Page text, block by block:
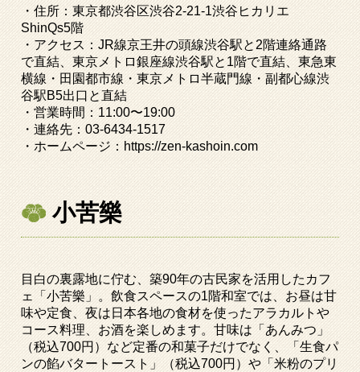
・住所：東京都渋谷区渋谷2-21-1渋谷ヒカリエ
ShinQs5階
・アクセス：JR線京王井の頭線渋谷駅と 2階連絡通路
で直結、東京メトロ銀座線渋谷駅と 1階で直結、東急東
横線・田園都市線・東京メトロ半蔵門線・副都心線渋
谷駅B5出口と直結
・営業時間： 11:00〜19:00
・連絡先：03-6434-1517
・ホームページ： https://zen-kashoin.com
小苦樂
目白の裏露地に佇む、築90年の古民家を活用したカフ
ェ「小苦樂」。飲食スペースの1階和室では、お昼は甘
味や定食、夜は日本各地の食材を使ったアラカルトや
コース料理、お酒を楽しめます。甘味は「あんみつ」
（税込700円）など定番の和菓子だけでなく、「生食パ
ンの餡バタートースト」（税込700円）や「米粉のプリ